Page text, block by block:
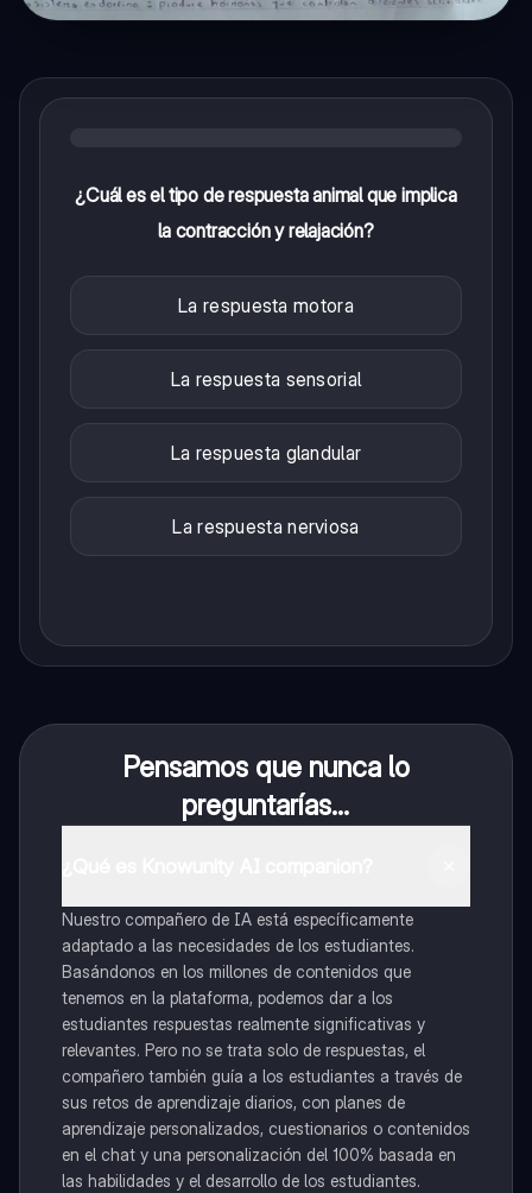
¿Cuál es el tipo de respuesta animal que implica
la contracción y relajación?
La respuesta motora
La respuesta sensorial
La respuesta glandular
La respuesta nerviosa
Pensamos que nunca lo
preguntarías...
Nuestro compañero de IA está específicamente
adaptado a las necesidades de los estudiantes.
Basándonos en los millones de contenidos que
tenemos en la plataforma, podemos dar a los
estudiantes respuestas realmente significativas y
relevantes. Pero no se trata solo de respuestas, el
compañero también guía a los estudiantes a través de
sus retos de aprendizaje diarios, con planes de
aprendizaje personalizados, cuestionarios o contenidos
en el chat y una personalización del 100% basada en
las habilidades y el desarrollo de los estudiantes.